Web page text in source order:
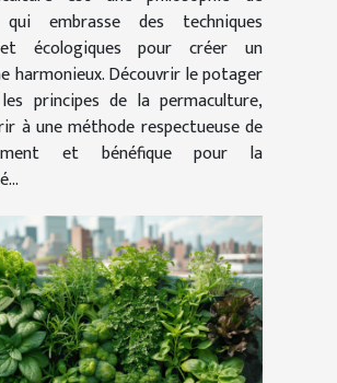
qui embrasse des techniques
écologiques pour créer un
harmonieux. Découvrir le potager
principes de la permaculture,
à une méthode respectueuse de
et bénéfique pour la